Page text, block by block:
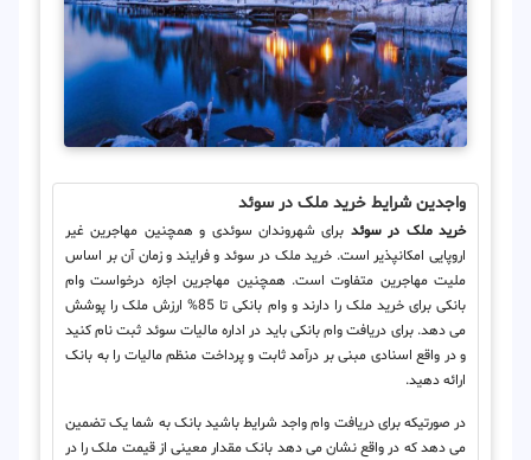
واجدین شرایط خرید ملک در سوئد
خرید ملک در سوئد برای شهروندان سوئدی و همچنین مهاجرین غیر
اروپایی امکانپذیر است. خرید ملک در سوئد و فرایند و زمان آن بر اساس
ملیت مهاجرین متفاوت است. همچنین مهاجرین اجازه درخواست وام
بانکی برای خرید ملک را دارند و وام بانکی تا 85% ارزش ملک را پوشش
می دهد. برای دریافت وام بانکی باید در اداره مالیات سوئد ثبت نام کنید
و در واقع اسنادی مبنی بر درآمد ثابت و پرداخت منظم مالیات را به بانک
ارائه دهید.
در صورتیکه برای دریافت وام واجد شرایط باشید بانک به شما یک تضمین
می دهد که در واقع نشان می دهد بانک مقدار معینی از قیمت ملک را در